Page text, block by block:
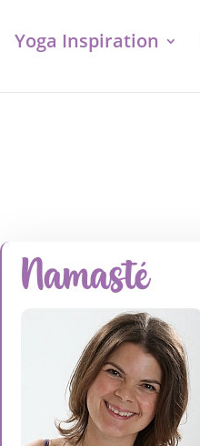
Yoga Inspiration
Namasté